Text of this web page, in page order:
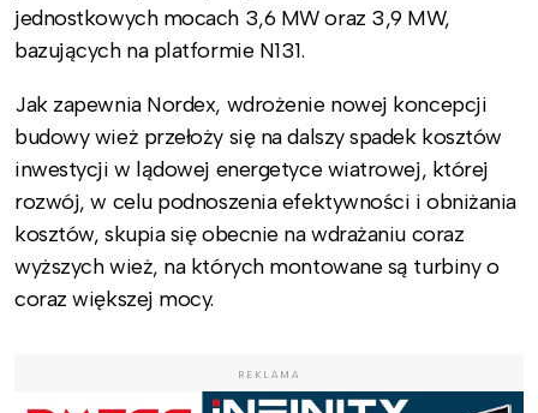
jednostkowych mocach 3,6 MW oraz 3,9 MW,
bazujących na platformie N131.
Jak zapewnia Nordex, wdrożenie nowej koncepcji
budowy wież przełoży się na dalszy spadek kosztów
inwestycji w lądowej energetyce wiatrowej, której
rozwój, w celu podnoszenia efektywności i obniżania
kosztów, skupia się obecnie na wdrażaniu coraz
wyższych wież, na których montowane są turbiny o
coraz większej mocy.
REKLAMA